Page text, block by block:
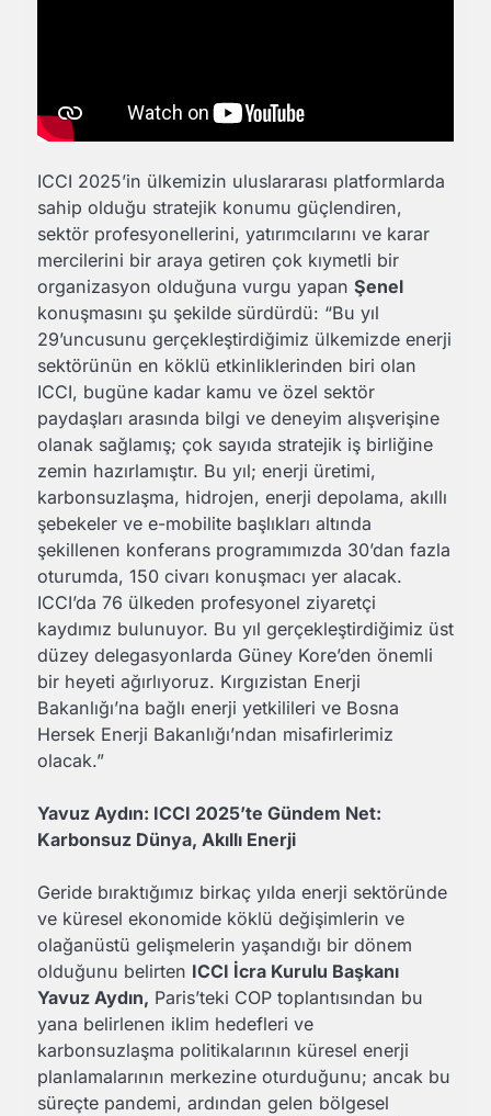
ICCI 2025’in ülkemizin uluslararası platformlarda
sahip olduğu stratejik konumu güçlendiren,
sektör profesyonellerini, yatırımcılarını ve karar
mercilerini bir araya getiren çok kıymetli bir
organizasyon olduğuna vurgu yapan Şenel
konuşmasını şu şekilde sürdürdü: “Bu yıl
29’uncusunu gerçekleştirdiğimiz ülkemizde enerji
sektörünün en köklü etkinliklerinden biri olan
ICCI, bugüne kadar kamu ve özel sektör
paydaşları arasında bilgi ve deneyim alışverişine
olanak sağlamış; çok sayıda stratejik iş birliğine
zemin hazırlamıştır. Bu yıl; enerji üretimi,
karbonsuzlaşma, hidrojen, enerji depolama, akıllı
şebekeler ve e-mobilite başlıkları altında
şekillenen konferans programımızda 30’dan fazla
oturumda, 150 civarı konuşmacı yer alacak.
ICCI’da 76 ülkeden profesyonel ziyaretçi
kaydımız bulunuyor. Bu yıl gerçekleştirdiğimiz üst
düzey delegasyonlarda Güney Kore’den önemli
bir heyeti ağırlıyoruz. Kırgızistan Enerji
Bakanlığı’na bağlı enerji yetkilileri ve Bosna
Hersek Enerji Bakanlığı’ndan misafirlerimiz
olacak.”
Yavuz Aydın: ICCI 2025’te Gündem Net:
Karbonsuz Dünya, Akıllı Enerji
Geride bıraktığımız birkaç yılda enerji sektöründe
ve küresel ekonomide köklü değişimlerin ve
olağanüstü gelişmelerin yaşandığı bir dönem
olduğunu belirten ICCI İcra Kurulu Başkanı
Yavuz Aydın, Paris’teki COP toplantısından bu
yana belirlenen iklim hedefleri ve
karbonsuzlaşma politikalarının küresel enerji
planlamalarının merkezine oturduğunu; ancak bu
süreçte pandemi, ardından gelen bölgesel